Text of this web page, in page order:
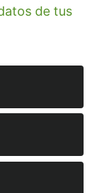
de tus